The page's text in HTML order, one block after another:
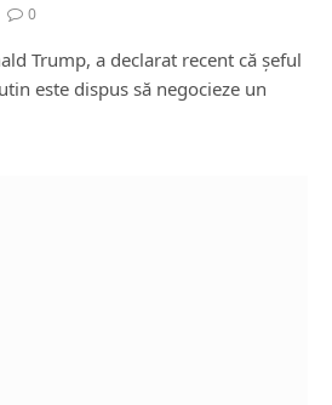
0
Trump, a declarat recent că șeful
este dispus să negocieze un